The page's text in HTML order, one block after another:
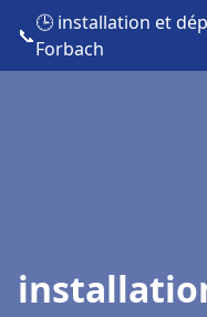
📞
🕒 installation et
Forbach